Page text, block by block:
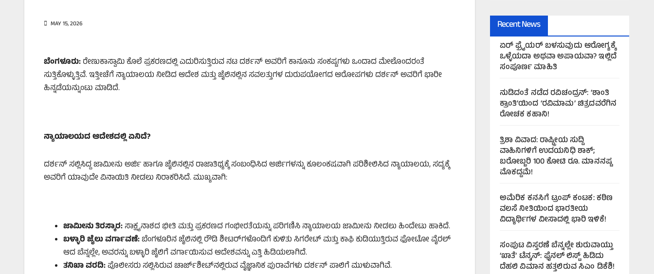
MAY 15, 2026
ಬೆಂಗಳೂರು:ರೇಣುಕಾಸ್ವಾಮಿ ಕೊಲೆ ಪ್ರಕರಣದಲ್ಲಿ ಎದುರಿಸುತ್ತಿರುವ ನಟ ದರ್ಶನ್ ಅವರಿಗೆ ಕಾನೂನು ಸಂಕಷ್ಟಗಳು ಒಂದಾದ ಮೇಲೊಂದರಂತೆ
ಸುತ್ತಿಕೊಳ್ಳುತ್ತಿವೆ. ಇತ್ತೀಚೆಗೆ ನ್ಯಾಯಾಲಯ ನೀಡಿದ ಆದೇಶ ಮತ್ತು ಜೈಲಿನಲ್ಲಿನ ಸವಲತ್ತುಗಳ ದುರುಪಯೋಗದ ಆರೋಪಗಳು ದರ್ಶನ್ ಅವರಿಗೆ ಭಾರೀ
ಹಿನ್ನಡೆಯನ್ನುಂಟು ಮಾಡಿದೆ.
ನ್ಯಾಯಾಲಯದ ಆದೇಶದಲ್ಲಿ ಏನಿದೆ?
ದರ್ಶನ್ ಸಲ್ಲಿಸಿದ್ದ ಜಾಮೀನು ಅರ್ಜಿ ಹಾಗೂ ಜೈಲಿನಲ್ಲಿನ ರಾಜಾತಿಥ್ಯಕ್ಕೆ ಸಂಬಂಧಿಸಿದ ಅರ್ಜಿಗಳನ್ನು ಕೂಲಂಕಷವಾಗಿ ಪರಿಶೀಲಿಸಿದ ನ್ಯಾಯಾಲಯ, ಸದ್ಯಕ್ಕೆ
ಅವರಿಗೆ ಯಾವುದೇ ವಿನಾಯಿತಿ ನೀಡಲು ನಿರಾಕರಿಸಿದೆ. ಮುಖ್ಯವಾಗಿ:
ಜಾಮೀನು ತಿರಸ್ಕಾರ:ಸಾಕ್ಷ್ಯನಾಶದ ಭೀತಿ ಮತ್ತು ಪ್ರಕರಣದ ಗಂಭೀರತೆಯನ್ನು ಪರಿಗಣಿಸಿ ನ್ಯಾಯಾಲಯ ಜಾಮೀನು ನೀಡಲು ಹಿಂದೇಟು ಹಾಕಿದೆ.
ಬಳ್ಳಾರಿ ಜೈಲು ವರ್ಗಾವಣೆ:ಬೆಂಗಳೂರಿನ ಜೈಲಿನಲ್ಲಿ ರೌಡಿ ಶೀಟರ್‌ಗಳೊಂದಿಗೆ ಕುಳಿತು ಸಿಗರೇಟ್ ಮತ್ತು ಕಾಫಿ ಕುಡಿಯುತ್ತಿರುವ ಫೋಟೋ ವೈರಲ್
ಆದ ಬೆನ್ನಲ್ಲೇ, ಅವರನ್ನು ಬಳ್ಳಾರಿ ಜೈಲಿಗೆ ವರ್ಗಾಯಿಸುವ ಆದೇಶವನ್ನು ಎತ್ತಿ ಹಿಡಿಯಲಾಗಿದೆ.
ತನಿಖಾ ವರದಿ:ಪೊಲೀಸರು ಸಲ್ಲಿಸಿರುವ ಚಾರ್ಜ್‌ಶೀಟ್‌ನಲ್ಲಿರುವ ವೈಜ್ಞಾನಿಕ ಪುರಾವೆಗಳು ದರ್ಶನ್ ಪಾಲಿಗೆ ಮುಳುವಾಗಿವೆ.
Recent News
ಏರ್‌ ಫ್ರೈಯರ್‌ ಬಳಸುವುದು ಆರೋಗ್ಯಕ್ಕೆ
ಒಳ್ಳೆಯದಾ ಅಥವಾ ಅಪಾಯವಾ? ಇಲ್ಲಿದೆ
ಸಂಪೂರ್ಣ ಮಾಹಿತಿ
ನುಡಿದಂತೆ ನಡೆದ ರವಿಚಂದ್ರನ್: ‘ಶಾಂತಿ
ಕ್ರಾಂತಿ’ಯಿಂದ ‘ರವಿಮಾಮ’ ಚಿತ್ರದವರೆಗಿನ
ರೋಚಕ ಕಹಾನಿ!
ತ್ರಿಶಾ ವಿವಾದ: ರಾಷ್ಟ್ರೀಯ ಸುದ್ದಿ
ವಾಹಿನಿಗಳಿಗೆ ಉದಯನಿಧಿ ಶಾಕ್;
ಬರೋಬ್ಬರಿ 100 ಕೋಟಿ ರೂ. ಮಾನನಷ್ಟ
ಮೊಕದ್ದಮೆ!
ಅಮೆರಿಕ ಕನಸಿಗೆ ಟ್ರಂಪ್ ಕಂಟಕ: ಕಠಿಣ
ವಲಸೆ ನೀತಿಯಿಂದ ಭಾರತೀಯ
ವಿದ್ಯಾರ್ಥಿಗಳ ವೀಸಾದಲ್ಲಿ ಭಾರಿ ಇಳಿಕೆ!
ಸಂಪುಟ ವಿಸ್ತರಣೆ ಬೆನ್ನಲ್ಲೇ ಶುರುವಾಯ್ತು
‘ಖಾತೆ’ ಟೆನ್ಶನ್: ಫೈನಲ್ ಲಿಸ್ಟ್ ಹಿಡಿದು
ದೆಹಲಿ ವಿಮಾನ ಹತ್ತಲಿರುವ ಸಿಎಂ ಡಿಕೆಶಿ!